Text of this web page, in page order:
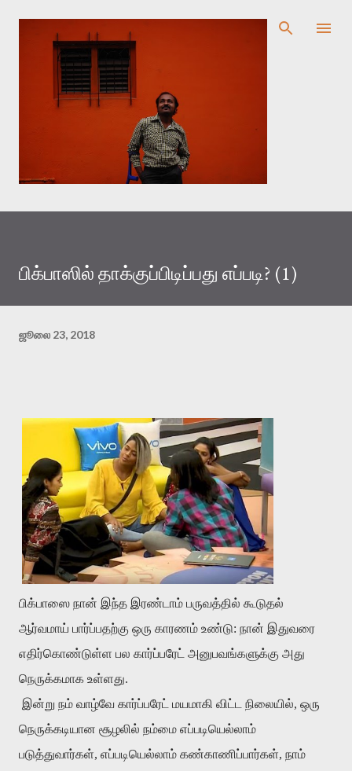
முதன்மை உள்ளடக்கத்திற்குச் செல்
பிக்பாஸில் தாக்குப்பிடிப்பது எப்படி? (1)
ஜூலை 23, 2018
பிக்பாஸை நான் இந்த இரண்டாம் பருவத்தில் கூடுதல்
ஆர்வமாய் பார்ப்பதற்கு ஒரு காரணம் உண்டு: நான் இதுவரை
எதிர்கொண்டுள்ள பல கார்ப்பரேட் அனுபவங்களுக்கு அது
நெருக்கமாக உள்ளது.
இன்று நம் வாழ்வே கார்ப்பரேட் மயமாகி விட்ட நிலையில், ஒரு
நெருக்கடியான சூழலில் நம்மை எப்படியெல்லாம்
படுத்துவார்கள், எப்படியெல்லாம் கண்காணிப்பார்கள், நாம்